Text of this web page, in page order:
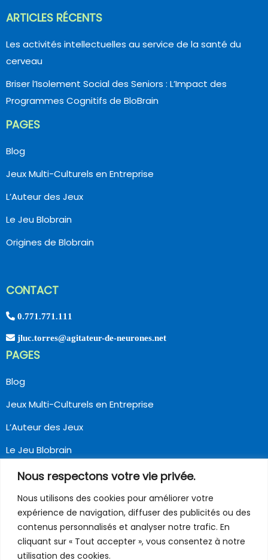
Nous respectons votre vie privée.
Nous utilisons des cookies pour améliorer votre
expérience de navigation, diffuser des publicités ou des
contenus personnalisés et analyser notre trafic. En
cliquant sur « Tout accepter », vous consentez à notre
utilisation des cookies.
ARTICLES RÉCENTS
Les activités intellectuelles au service de la santé du
cerveau
Briser l’Isolement Social des Seniors : L’Impact des
Programmes Cognitifs de BloBrain
PAGES
Blog
Jeux Multi-Culturels en Entreprise
L’Auteur des Jeux
Le Jeu Blobrain
Origines de Blobrain
CONTACT
0.771.771.111
jluc.torres@agitateur-de-neurones.net
PAGES
Blog
Jeux Multi-Culturels en Entreprise
L’Auteur des Jeux
Le Jeu Blobrain
Origines de Blobrain
SUIVEZ NOUS